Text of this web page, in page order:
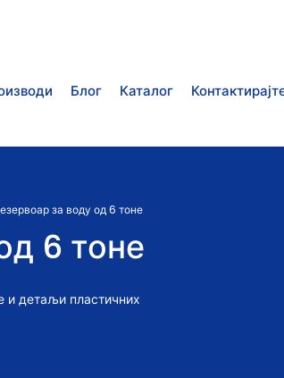
Блог Каталог
за воду од 6 тоне
6 тоне
и детаљи пластичних